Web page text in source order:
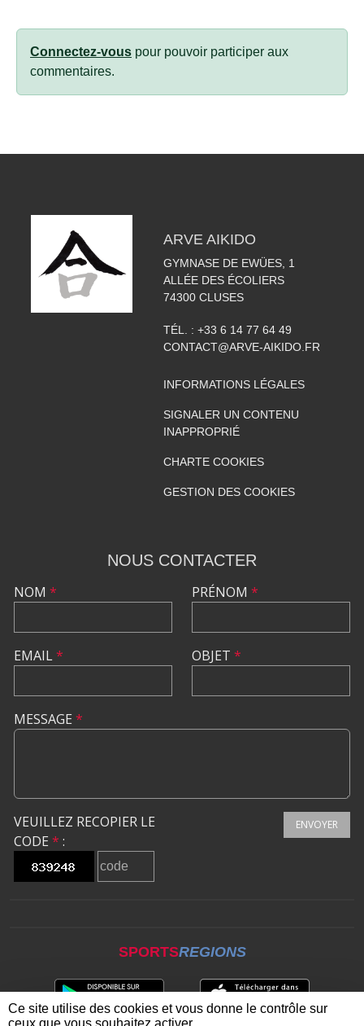
Connectez-vous pour pouvoir participer aux
commentaires.
ARVE AIKIDO
GYMNASE DE EWÜES, 1
ALLÉE DES ÉCOLIERS
74300 CLUSES
TÉL. : +33 6 14 77 64 49
CONTACT@ARVE-AIKIDO.FR
INFORMATIONS LÉGALES
SIGNALER UN CONTENU
INAPPROPRIÉ
CHARTE COOKIES
GESTION DES COOKIES
NOUS CONTACTER
NOM *
EMAIL*
PRÉNOM *
OBJET *
MESSAGE *
VEUILLEZ RECOPIER LE
CODE * :
ENVOYER
SPORTSREGIONS
Ce site utilise des cookies et vous donne le contrôle sur
ceux que vous souhaitez activer